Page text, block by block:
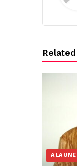
A LA UNE